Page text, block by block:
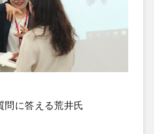
問に答える荒井氏